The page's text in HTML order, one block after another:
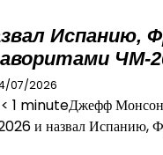
Испанию,
ЧМ-
07/2026
1 minuteДжефф Монсон
и назвал Испанию,